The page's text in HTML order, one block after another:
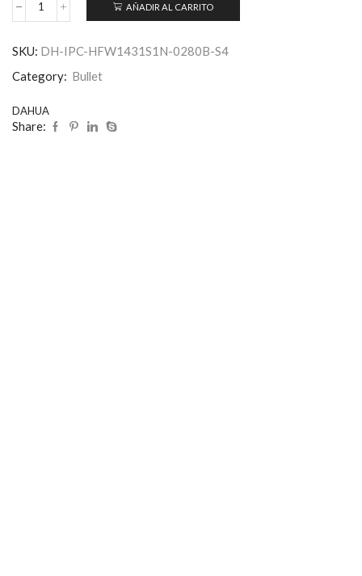
AÑADIR AL CARRITO
SKU: DH-IPC-HFW1431S1N-0280B-S4
Category: Bullet
DAHUA
Share: